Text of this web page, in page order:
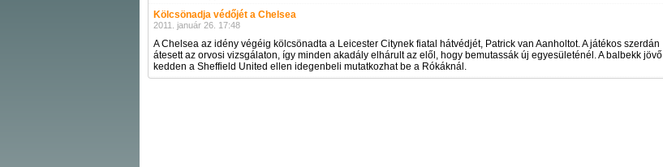
Kölcsönadja védőjét a Chelsea
2011. január 26. 17:48
A Chelsea az idény végéig kölcsönadta a Leicester Citynek fiatal hátvédjét, Patrick van Aanholtot. A játékos szerdán
átesett az orvosi vizsgálaton, így minden akadály elhárult az elől, hogy bemutassák új egyesületénél. A balbekk jövő
kedden a Sheffield United ellen idegenbeli mutatkozhat be a Rókáknál.